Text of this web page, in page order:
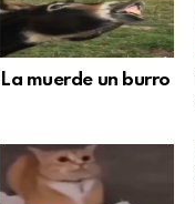
La muerde un burro